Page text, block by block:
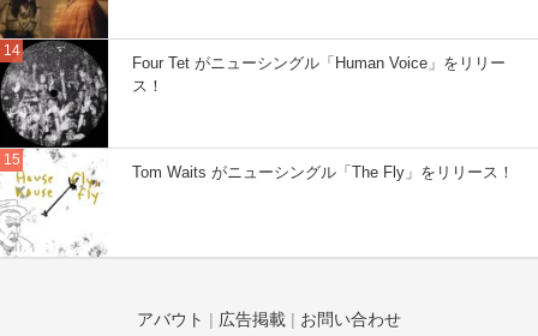
Four Tet がニューシングル「Human Voice」をリリー
ス！
Tom Waits がニューシングル「The Fly」をリリース！
アバウト | 広告掲載 | お問い合わせ